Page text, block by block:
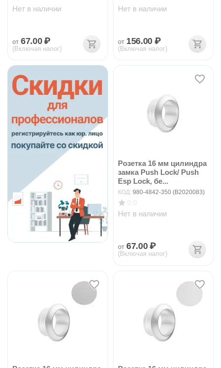
Нет в наличии
от 67.00 ₽
(Включая налог)
Нет в наличии
от 156.00 ₽
(Включая налог)
Розетка 16 мм цилиндра
замка Push Lock/ Push
Esp Lock, бе...
КОД: 980-4842-350 (B2020083)
Нет в наличии
от 67.00 ₽
(Включая налог)